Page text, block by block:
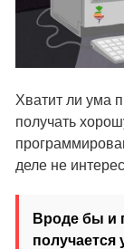
Хватит ли ума
получать
деле не
Вроде бы и
получается